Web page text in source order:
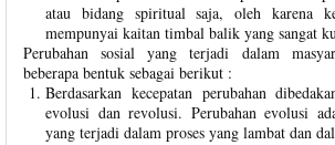
atau bidang spiritual saja, oleh karena
mempunyai kaitan timbal balik yang sangat
Perubahan sosial yang terjadi dalam
beberapa bentuk sebagai berikut :
Berdasarkan kecepatan perubahan
evolusi dan revolusi. Perubahan evolusi
yang terjadi dalam proses yang lambat dan